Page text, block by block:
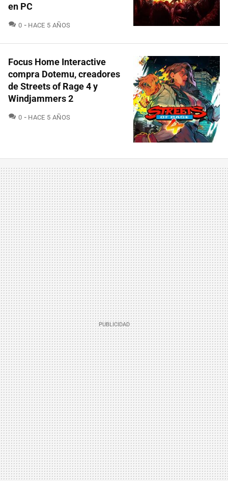
en PC
0 COMENTARIOS
HACE 5 AÑOS
Focus Home Interactive
compra Dotemu, creadores
de Streets of Rage 4 y
Windjammers 2
0 COMENTARIOS
HACE 5 AÑOS